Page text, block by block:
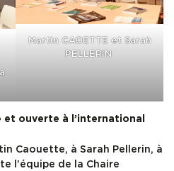
Martin CAOETTE et Sarah
PELLERIN
ouverte à l’international
Caouette, à Sarah Pellerin, à
l’équipe de la Chaire